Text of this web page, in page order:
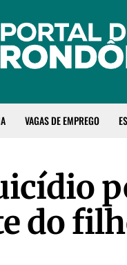
VAGAS DE EMPREGO
do